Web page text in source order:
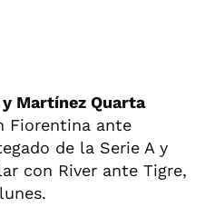
y Martínez Quarta
Fiorentina ante
de la Serie A y
con River ante Tigre,